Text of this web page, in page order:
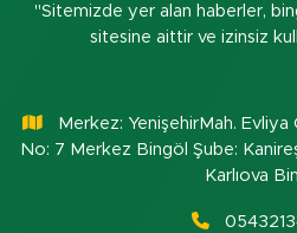
"Sitemizde yer alan haberler,
sitesine aittir ve izinsiz
Merkez: YenişehirMah.
No: 7 Merkez Bingöl Şube:
Karlıova